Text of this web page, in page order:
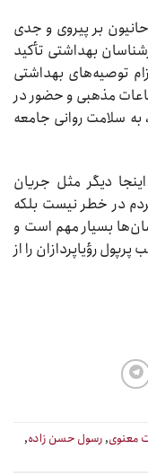
بر پیروی و جدی
بهداشتی تأکید
توصیه‌های بهداشتی
مذهبی و حضور در
به سلامت روانی جامعه
دیگر مثل جریان
در خطر نیست بلکه
بسیار مهم است و
رؤیاپردازان را از
معنوی, رسول حسن زاده,